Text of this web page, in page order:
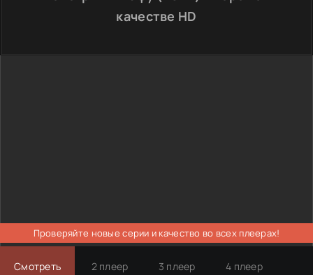
качестве HD
Проверяйте новые серии и качество во всех плеерах!
Смотреть 2 плеер 3 плеер 4 плеер